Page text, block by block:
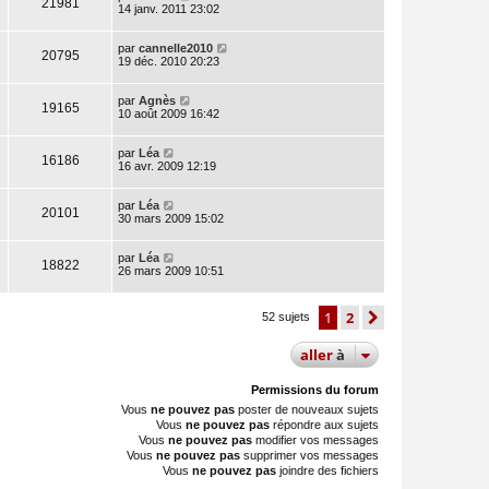
21981
14 janv. 2011 23:02
20795 par cannelle2010
19 déc. 2010 20:23
19165 par Agnès
10 août 2009 16:42
16186 par Léa
16 avr. 2009 12:19
20101 par Léa
30 mars 2009 15:02
18822 par Léa
26 mars 2009 10:51
52 sujets 1 2
allerà
Permissions du forum
Vous ne pouvez pas poster de nouveaux sujets
Vous ne pouvez pas répondre aux sujets
Vous ne pouvez pas modifier vos messages
Vous ne pouvez pas supprimer vos messages
Vous ne pouvez pas joindre des fichiers